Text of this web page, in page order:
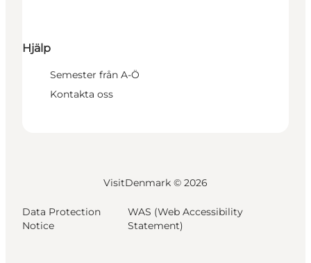
Hjälp
Semester från A-Ö
Kontakta oss
VisitDenmark © 2026
Data Protection
Notice
WAS (Web Accessibility
Statement)